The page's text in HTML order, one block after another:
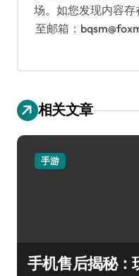
场。如您发现内容
至邮箱：
相关文章
手游
手机售后揭秘：